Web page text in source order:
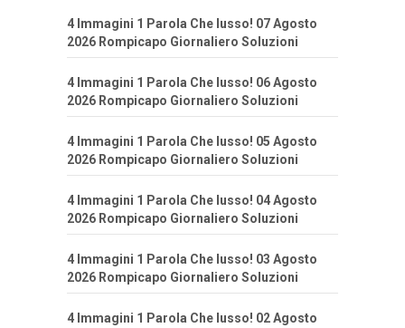
4 Immagini 1 Parola Che lusso! 07 Agosto
2026 Rompicapo Giornaliero Soluzioni
4 Immagini 1 Parola Che lusso! 06 Agosto
2026 Rompicapo Giornaliero Soluzioni
4 Immagini 1 Parola Che lusso! 05 Agosto
2026 Rompicapo Giornaliero Soluzioni
4 Immagini 1 Parola Che lusso! 04 Agosto
2026 Rompicapo Giornaliero Soluzioni
4 Immagini 1 Parola Che lusso! 03 Agosto
2026 Rompicapo Giornaliero Soluzioni
4 Immagini 1 Parola Che lusso! 02 Agosto